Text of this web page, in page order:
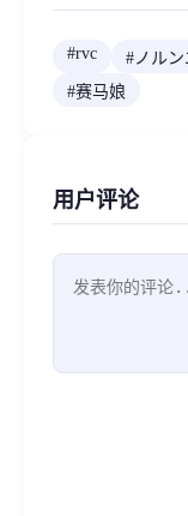
#rvc # ノルン
#赛马娘
用户评论